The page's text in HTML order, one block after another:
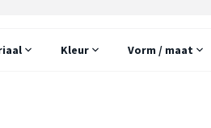
Kleur Vorm / maat